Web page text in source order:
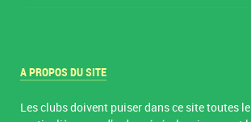
A PROPOS DU SITE
Les clubs doivent puiser dans ce site toutes